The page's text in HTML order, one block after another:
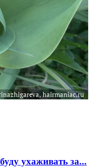
ухаживать за...